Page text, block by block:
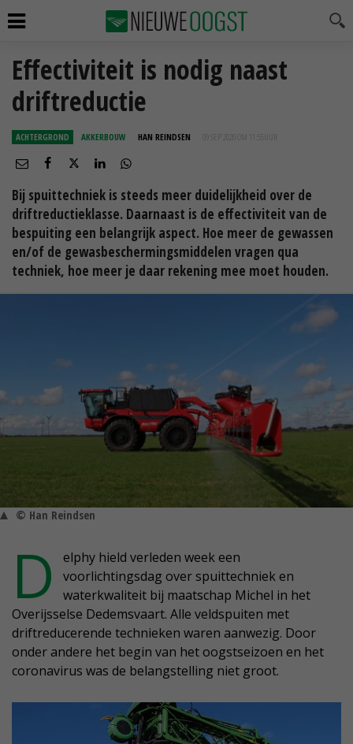
Effectiviteit is nodig naast
driftreductie
ACHTERGROND AKKERBOUW HAN REINDSEN 09 SEP 2020 OM 11:55
Bij spuittechniek is steeds meer duidelijkheid over de
driftreductieklasse. Daarnaast is de effectiviteit van de
bespuiting een belangrijk aspect. Hoe meer de gewassen
en/of de gewasbeschermingsmiddelen vragen qua
techniek, hoe meer je daar rekening mee moet houden.
© Han Reindsen
D
elphy hield verleden week een
voorlichtingsdag over spuittechniek en
waterkwaliteit bij maatschap Michel in het
Overijsselse Dedemsvaart. Alle veldspuiten met
driftreducerende technieken waren aanwezig. Door
onder andere het begin van het oogstseizoen en het
coronavirus was de belangstelling niet groot.